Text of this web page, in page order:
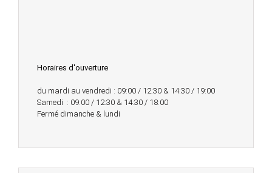
Horaires d'ouverture
du mardi au vendredi : 09:00 / 12:30 & 14:30 / 19:00
Samedi : 09:00 / 12:30 & 14:30 / 18:00
Fermé dimanche & lundi